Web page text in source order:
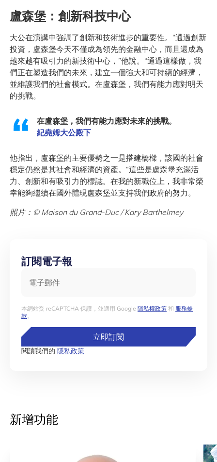
盧森堡：創新科技中心
大公在演講中強調了創新和技術進步的重要性。“通過創新
投資，盧森堡今天不僅成為領先的金融中心，而且還成為
越來越有吸引力的新技術中心，”他說。“通過這樣做，我
們正在塑造我們的未來，建立一個強大和可持續的經濟，
並維護我們的社會模式。在盧森堡，我們有能力應對明天
的挑戰。
在盧森堡，我們有能力應對未來的挑戰。
紀堯姆大公殿下
他指出，盧森堡的主要優勢之一是搭建橋樑，該國的社會
穩定仍然是其社會和經濟的資產。“這些是盧森堡充滿活
力、創新和有吸引力的標誌。在我的新職位上，我非常榮
幸能夠繼續在國外體現盧森堡並支持我們政府的努力。
照片：© Maison du Grand-Duc / Kary Barthelmey
訂閱電子報
本網站受 reCAPTCHA 保護，並適用 Google 隱私權政策 和 服務條
款。
立即訂閱
閱讀我們的 隱私政策
新增功能